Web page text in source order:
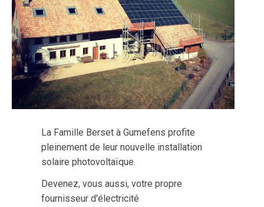
La Famille Berset à Gumefens profite
pleinement de leur nouvelle installation
solaire photovoltaïque.
Devenez, vous aussi, votre propre
fournisseur d'électricité